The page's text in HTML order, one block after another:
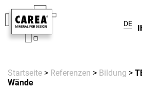
DE
Startseite > Referenzen > Bildung >
Wände